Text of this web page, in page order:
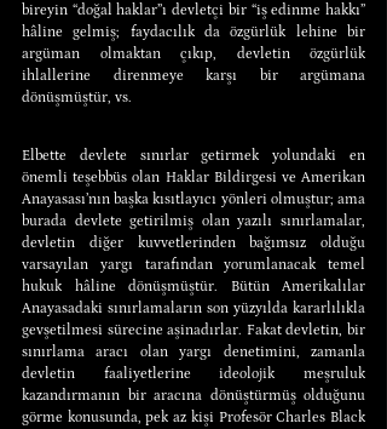
bireyin “doğal haklar”ı devletçi bir “iş edinme hakkı”
hâline gelmiş; faydacılık da özgürlük lehine bir
argüman olmaktan çıkıp, devletin özgürlük
ihlallerine direnmeye karşı bir argümana
dönüşmüştür, vs.
Elbette devlete sınırlar getirmek yolundaki en
önemli teşebbüs olan Haklar Bildirgesi ve Amerikan
Anayasası’nın başka kısıtlayıcı yönleri olmuştur; ama
burada devlete getirilmiş olan yazılı sınırlamalar,
devletin diğer kuvvetlerinden bağımsız olduğu
varsayılan yargı tarafından yorumlanacak temel
hukuk hâline dönüşmüştür. Bütün Amerikalılar
Anayasadaki sınırlamaların son yüzyılda kararlılıkla
gevşetilmesi sürecine aşinadırlar. Fakat devletin, bir
sınırlama aracı olan yargı denetimini, zamanla
devletin faaliyetlerine ideolojik meşruluk
kazandırmanın bir aracına dönüştürmüş olduğunu
görme konusunda, pek az kişi Profesör Charles Black